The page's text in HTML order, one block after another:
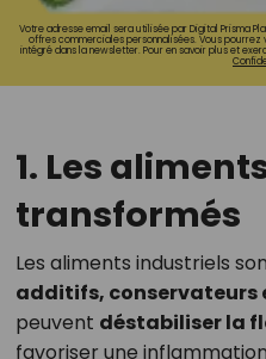
Votre adresse email sera utilisée par Digital Prisma
offres commerciales personnalisées. Vous pourrez
intégré dans la newsletter. Pour en savoir plus et
1. Les
transformés
Les aliments industriels
additifs, conservateurs
peuvent déstabiliser la
favoriser une